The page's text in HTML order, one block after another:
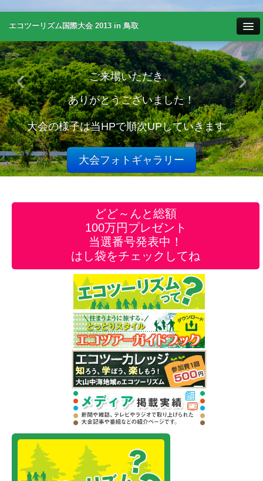
エコツーリズム国際大会 2013 in 鳥取
日本語
한국어
Eng.
新着情報
エコツーリズムとは
エクスカーション
企業協賛・応援企画
‹ ›
ご来場いただき、
ありがとうございました！
大会の様子は当HPで順次UPしていきます。
大会フォトギャラリー
どど～んと総額
100万円プレゼント
当選番号発表中！
はし袋をチェックしてね